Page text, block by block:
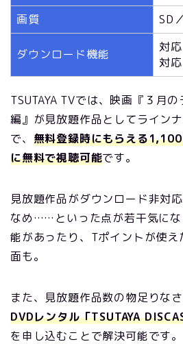
画質
SD
ダウンロード機能
対
対応
TSUTAYA TVでは、映画『３月
編』が見放題作品としてライン
で、 無料登録時にもらえる
に無料で視聴可能です。
見放題作品がダウンロード非対
なめ……といった点が若干気に
能があったり、Tポイントが使
面も。
また、見放題作品数の物足りなさ
DVDレンタル「TSUTAYA
を申し込むことで解決可能です。